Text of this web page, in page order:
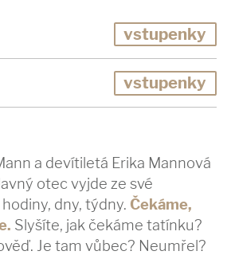
vstupenky
vstupenky
a devítiletá Erika Mannová
otec vyjde ze své
dny, týdny. Čekáme,
Slyšíte, jak čekáme tatínku?
Je tam vůbec? Neumřel?